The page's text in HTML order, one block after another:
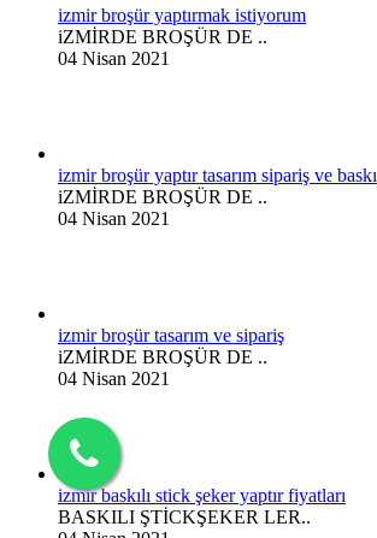
izmir broşür yaptırmak istiyorum
iZMİRDE BROŞÜR DE ..
04 Nisan 2021
izmir broşür yaptır tasarım sipariş ve baskı
iZMİRDE BROŞÜR DE ..
04 Nisan 2021
izmir broşür tasarım ve sipariş
iZMİRDE BROŞÜR DE ..
04 Nisan 2021
izmir baskılı stick şeker yaptır fiyatları
BASKILI ŞTİCKŞEKER LER..